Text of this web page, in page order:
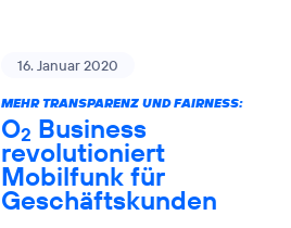
16. Januar 2020
MEHR TRANSPARENZ UND FAIRNESS:
O2 Business
revolutioniert
Mobilfunk für
Geschäftskunden